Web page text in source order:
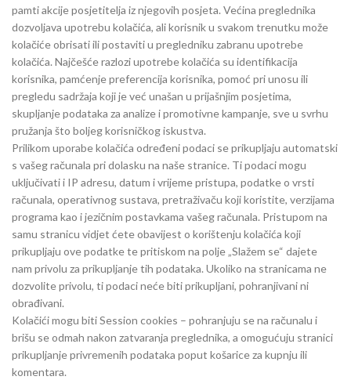
pamti akcije posjetitelja iz njegovih posjeta. Većina preglednika
dozvoljava upotrebu kolačića, ali korisnik u svakom trenutku može
kolačiće obrisati ili postaviti u pregledniku zabranu upotrebe
kolačića. Najčešće razlozi upotrebe kolačića su identifikacija
korisnika, pamćenje preferencija korisnika, pomoć pri unosu ili
pregledu sadržaja koji je već unašan u prijašnjim posjetima,
skupljanje podataka za analize i promotivne kampanje, sve u svrhu
pružanja što boljeg korisničkog iskustva.
Prilikom uporabe kolačića određeni podaci se prikupljaju automatski
s vašeg računala pri dolasku na naše stranice. Ti podaci mogu
uključivati i IP adresu, datum i vrijeme pristupa, podatke o vrsti
računala, operativnog sustava, pretraživaču koji koristite, verzijama
programa kao i jezičnim postavkama vašeg računala. Pristupom na
samu stranicu vidjet ćete obavijest o korištenju kolačića koji
prikupljaju ove podatke te pritiskom na polje „Slažem se“ dajete
nam privolu za prikupljanje tih podataka. Ukoliko na stranicama ne
dozvolite privolu, ti podaci neće biti prikupljani, pohranjivani ni
obrađivani.
Kolačići mogu biti Session cookies – pohranjuju se na računalu i
brišu se odmah nakon zatvaranja preglednika, a omogućuju stranici
prikupljanje privremenih podataka poput košarice za kupnju ili
komentara.